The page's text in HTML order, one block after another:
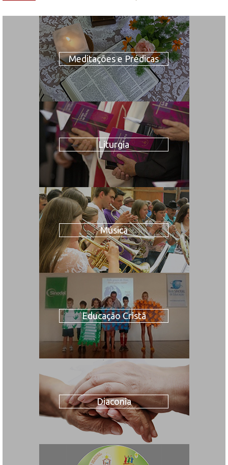
Meditações e Prédicas
Liturgia
Música
Educação Cristã
Diaconia